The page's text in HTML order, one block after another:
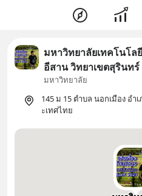
มหาวิทยาลัยเทคโนโล
อีสาน วิทยาเขตสุรินทร์
มหาวิทยาลัย
145 ม 15 ตำบล นอกเมือง อำ
ะเทศไทย